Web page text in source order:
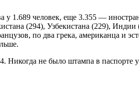
у 1.689 человек, еще 3.355 —
(294), Узбекистана (229),
по два грека, американца и
Никогда не было штампа в паспорте